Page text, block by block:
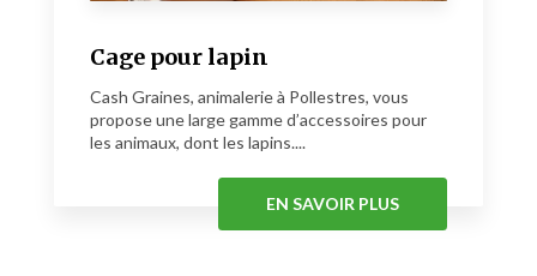
Cage pour lapin
Cash Graines, animalerie à Pollestres, vous
propose une large gamme d’accessoires pour
les animaux, dont les lapins....
EN SAVOIR PLUS